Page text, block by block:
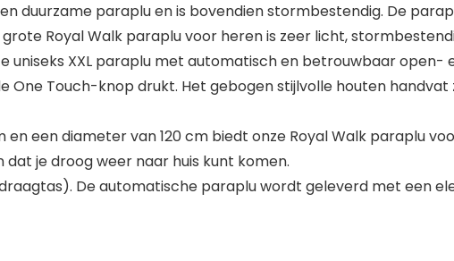
duurzame paraplu en is bovendien stormbestendig. De
Royal Walk paraplu voor heren is zeer licht,
uniseks XXL paraplu met automatisch en betrouwbaar
One Touch-knop drukt. Het gebogen stijlvolle houten
een diameter van 120 cm biedt onze Royal Walk paraplu
je droog weer naar huis kunt komen.
De automatische paraplu wordt geleverd met een